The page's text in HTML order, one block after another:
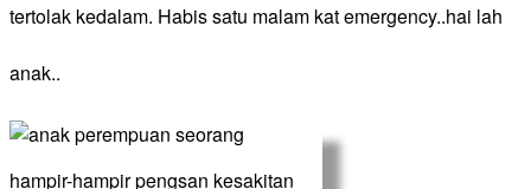
tertolak kedalam. Habis satu malam kat emergency..hai lah
anak..
​hampir-hampir pengsan kesakitan